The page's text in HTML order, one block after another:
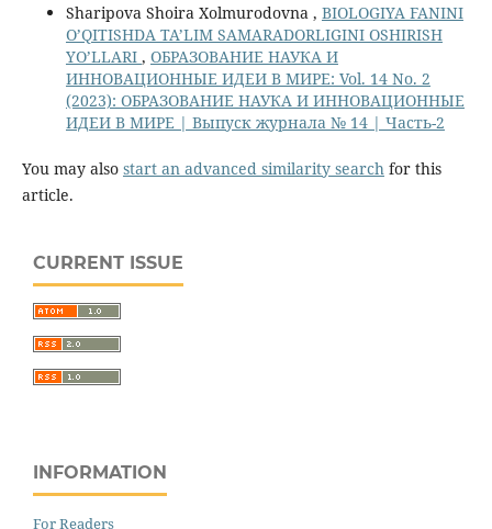
Sharipova Shoira Xolmurodovna , BIOLOGIYA FANINI
O’QITISHDA TA’LIM SAMARADORLIGINI OSHIRISH
YO’LLARI , ОБРАЗОВАНИЕ НАУКА И
ИННОВАЦИОННЫЕ ИДЕИ В МИРЕ: Vol. 14 No. 2
(2023): ОБРАЗОВАНИЕ НАУКА И ИННОВАЦИОННЫЕ
ИДЕИ В МИРЕ | Выпуск журнала № 14 | Часть-2
You may also start an advanced similarity search for this
article.
CURRENT ISSUE
INFORMATION
For Readers